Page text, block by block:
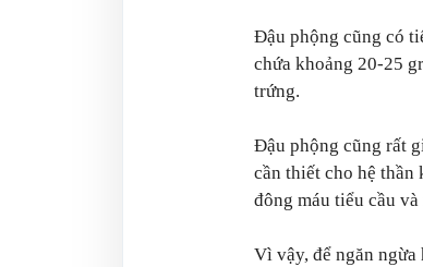
Đậu phộng cũng có
chứa khoảng 20-25
trứng.
Đậu phộng cũng rất
cần thiết cho hệ thần
đông máu tiểu cầu
Vì vậy, để ngăn